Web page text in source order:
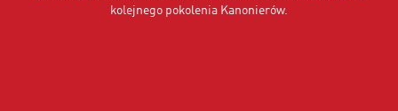
kolejnego pokolenia Kanonierów.